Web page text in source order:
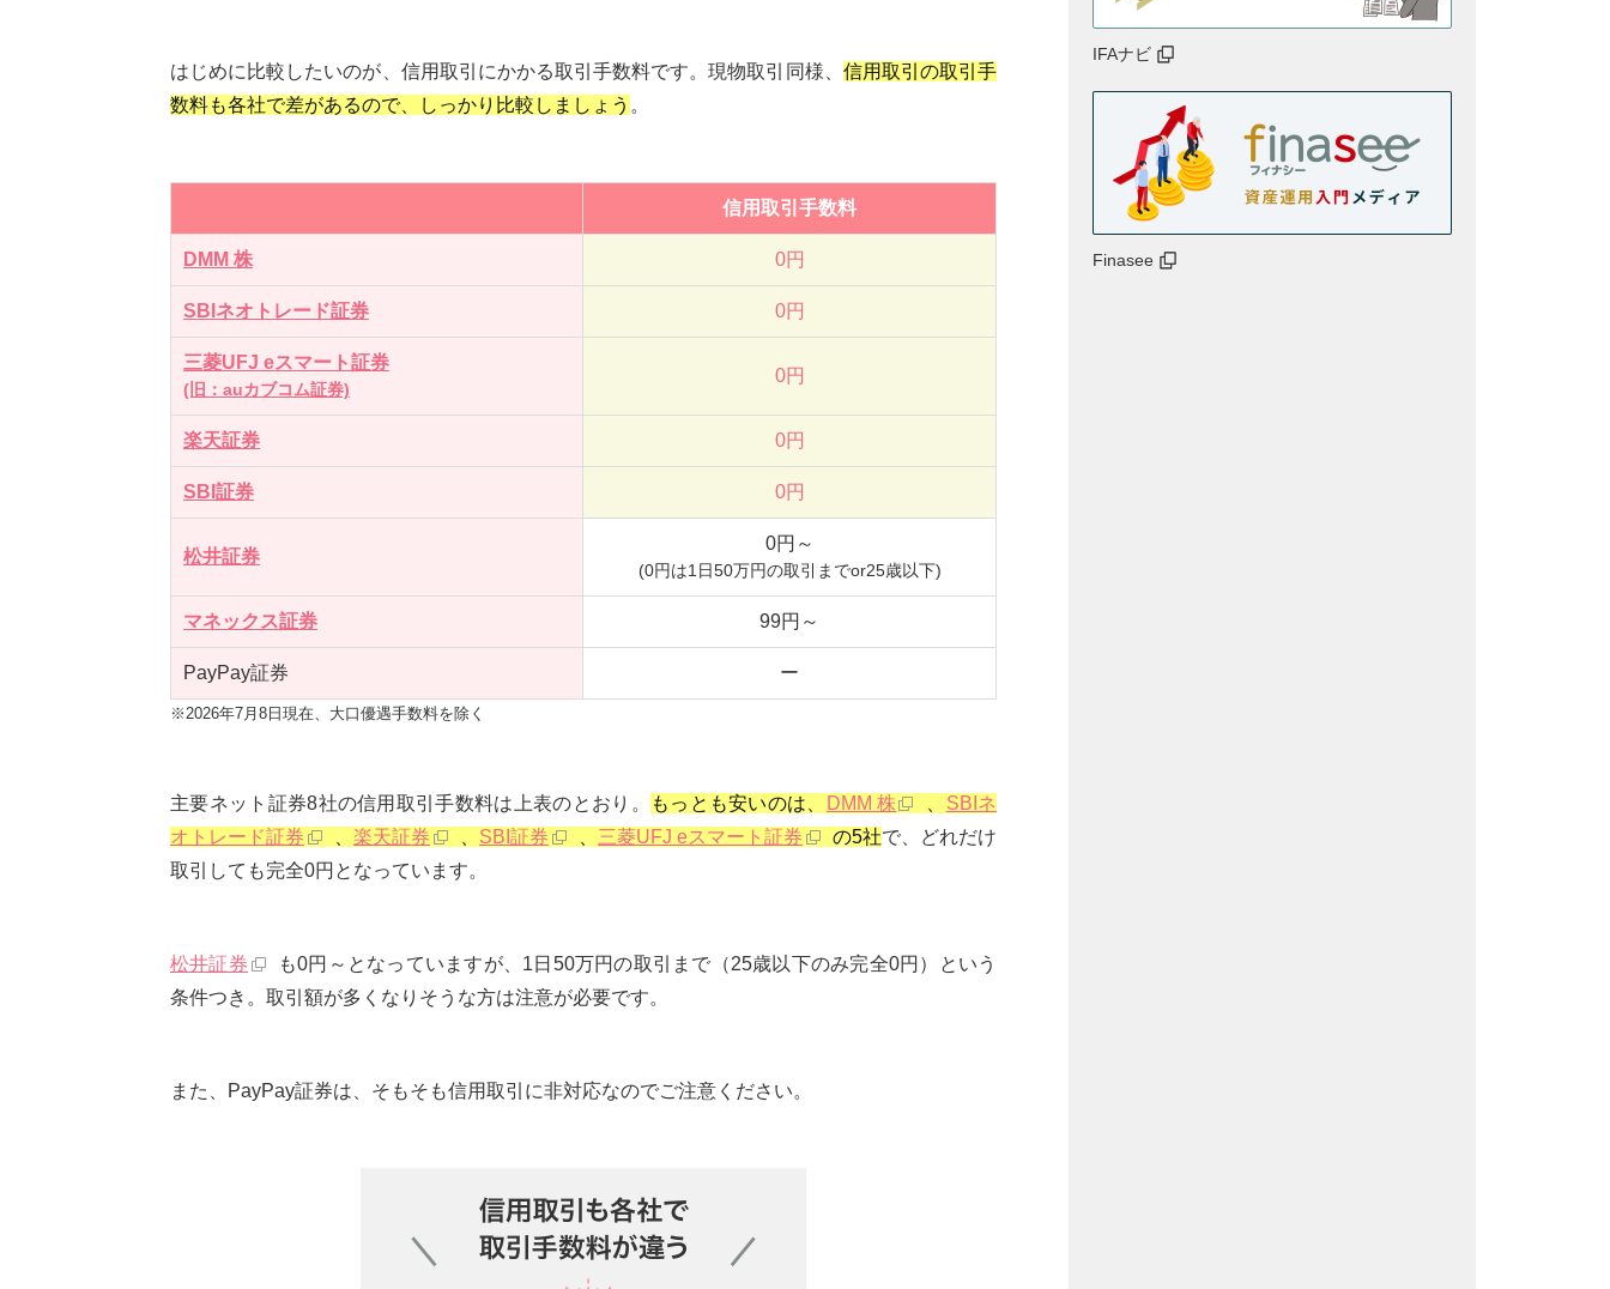
はじめに比較したいのが、信用取引にかかる取引手数料です。現物取引同様、 信用取引の取引手
数料も各社で差があるので、しっかり比較しましょう 。
信用取引手数料
DMM 株 0円
SBIネオトレード証券 0円
三菱UFJ eスマート証券
(旧：auカブコム証券)
0円
楽天証券 0円
SBI証券 0円
松井証券
0円～
(0円は1日50万円の取引までor25歳以下)
マネックス証券 99円～
PayPay証券 ー
※2026年7月8日現在、大口優遇手数料を除く
主要ネット証券8社の信用取引手数料は上表のとおり。 もっとも安いのは、 DMM 株
SBIネ
オトレード証券
楽天証券 SBI証券 三菱UFJ eスマート証券 の5社で、どれだけ
取引しても完全0円となっています。
松井証券
も0円～となっていますが、1日50万円の取引まで（25歳以下のみ完全0円）という
条件つき。取引額が多くなりそうな方は注意が必要です。
また、PayPay証券は、そもそも信用取引に非対応なのでご注意ください。
IFAナビ
Finasee